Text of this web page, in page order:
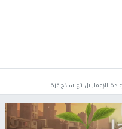
الإعمار بل نزع سلاح غزة